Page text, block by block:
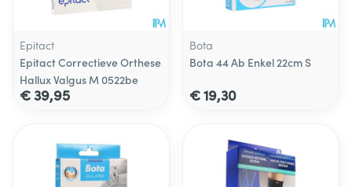
Epitact
Epitact Correctieve Orthese
Hallux Valgus M 0522be
€ 39,95
Bota
Bota 44 Ab Enkel 22cm S
€ 19,30